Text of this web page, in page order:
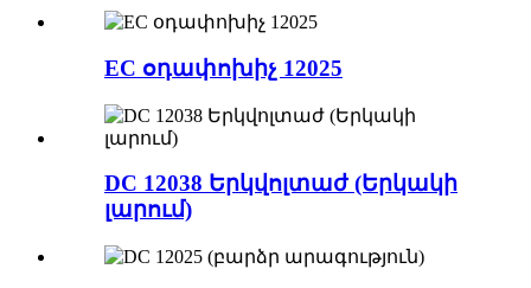
EC օդափոխիչ 12025
DC 12038 Երկվոլտաժ (Երկակի
լարում)